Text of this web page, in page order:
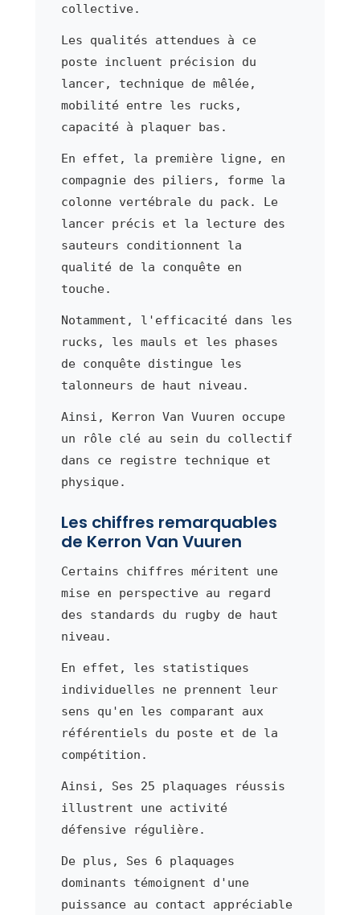
collective.
Les qualités attendues à ce
poste incluent précision du
lancer, technique de mêlée,
mobilité entre les rucks,
capacité à plaquer bas.
En effet, la première ligne, en
compagnie des piliers, forme la
colonne vertébrale du pack. Le
lancer précis et la lecture des
sauteurs conditionnent la
qualité de la conquête en
touche.
Notamment, l'efficacité dans les
rucks, les mauls et les phases
de conquête distingue les
talonneurs de haut niveau.
Ainsi, Kerron Van Vuuren occupe
un rôle clé au sein du collectif
dans ce registre technique et
physique.
Les chiffres remarquables
de Kerron Van Vuuren
Certains chiffres méritent une
mise en perspective au regard
des standards du rugby de haut
niveau.
En effet, les statistiques
individuelles ne prennent leur
sens qu'en les comparant aux
référentiels du poste et de la
compétition.
Ainsi, Ses 25 plaquages réussis
illustrent une activité
défensive régulière.
De plus, Ses 6 plaquages
dominants témoignent d'une
puissance au contact appréciable